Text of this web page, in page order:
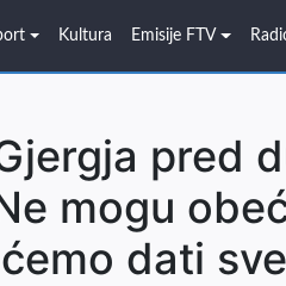
Kultura Emisije FTV
pred
mogu
dati